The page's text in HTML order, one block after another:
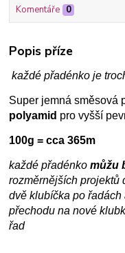
Komentáře 0
Popis příze
každé přadénko je
Super jemná směsová
polyamid pro vyšší
100g = cca 365m
každé přadénko můžu
rozměrnějších projektů
dvě klubíčka po
přechodu na nové
řad